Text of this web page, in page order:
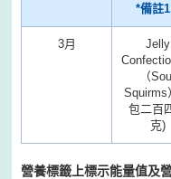
*備註
3月
Jelly
（
Squirms
包二百
克)
營養標籤上標示能量值及